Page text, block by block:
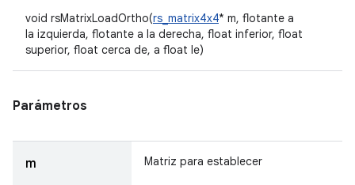
void rsMatrixLoadOrtho(rs_matrix4x4* m, flotante a
la izquierda, flotante a la derecha, float inferior, float
superior, float cerca de, a float le)
Parámetros
m Matriz para establecer